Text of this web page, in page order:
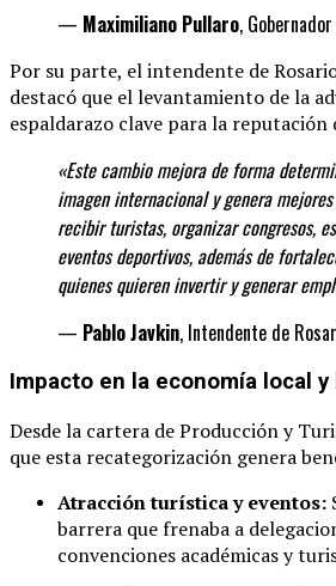
— Maximiliano Pullaro,
Por su parte, el intendente de
destacó que el levantamiento de la
espaldarazo clave para la reputación
«Este cambio mejora de forma
imagen internacional y genera
recibir turistas, organizar congresos,
eventos deportivos, además de
quienes quieren invertir y generar
— Pablo Javkin, Intendente de
Impacto en la economía local
Desde la cartera de Producción y
que esta recategorización genera
Atracción turística y eventos:
barrera que frenaba a
convenciones académicas y